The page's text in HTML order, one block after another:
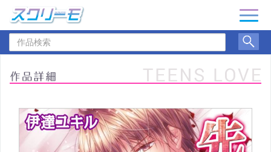
品
索
ナ
ゲ
ー
ョ
ン